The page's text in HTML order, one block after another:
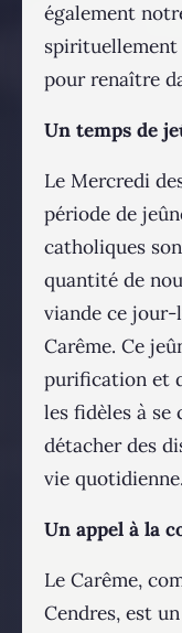
également
spirituellement
pour renaître
Un temps de
Le Mercredi
période de
catholiques
quantité de
viande ce jour-
Carême. Ce
purification et
les fidèles à se
détacher des
vie quotidienne.
Un appel à la
Le Carême,
Cendres, est